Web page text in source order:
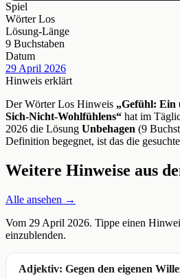
Spiel
Wörter Los
Lösung-Länge
9 Buchstaben
Datum
29 April 2026
Hinweis erklärt
Der Wörter Los Hinweis „Gefühl: Ein
Sich-Nicht-Wohlfühlens“ hat im
2026 die Lösung Unbehagen (9
Definition begegnet, ist das die
Weitere Hinweise aus
Alle ansehen →
Vom 29 April 2026. Tippe einen
einzublenden.
Adjektiv: Gegen den eigenen